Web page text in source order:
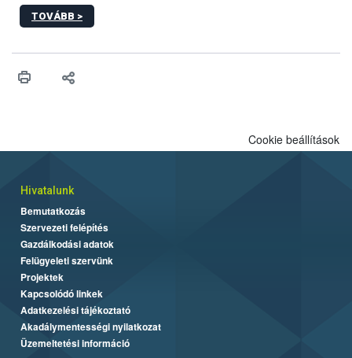
engedélyokiratát módosította, így azok a szüretet követően,
egészen a vesszőérettség (BBCH 91) stádiumáig
érésű szőlőkben is legyen lehetőség a károsító elleni további
felhasználók számára is elérhető és ökológiai termesztésben is
TOVÁBB >
Cookie beállítások
Hivatalunk
Bemutatkozás
Szervezeti felépítés
Gazdálkodási adatok
Felügyeleti szervünk
Projektek
Kapcsolódó linkek
Adatkezelési tájékoztató
Akadálymentességi nyilatkozat
Üzemeltetési információ